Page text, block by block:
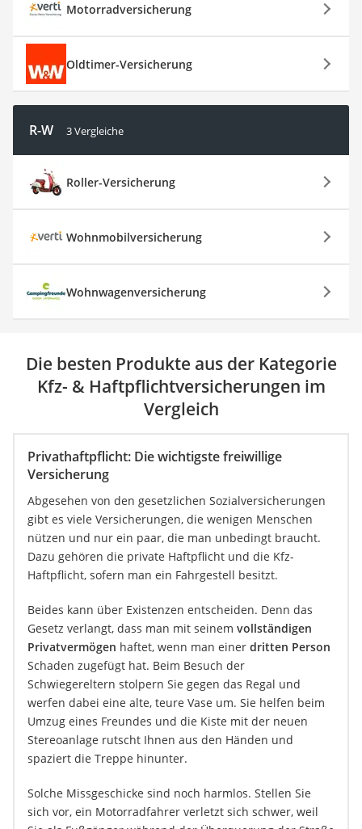
Motorradversicherung
Oldtimer-Versicherung
R-W 3 Vergleiche
Roller-Versicherung
Wohnmobilversicherung
Wohnwagenversicherung
Die besten Produkte aus der Kategorie
Kfz- & Haftpflichtversicherungen im
Vergleich
Privathaftpflicht: Die wichtigste freiwillige
Versicherung
Abgesehen von den gesetzlichen Sozialversicherungen
gibt es viele Versicherungen, die wenigen Menschen
nützen und nur ein paar, die man unbedingt braucht.
Dazu gehören die private Haftpflicht und die Kfz-
Haftpflicht, sofern man ein Fahrgestell besitzt.
Beides kann über Existenzen entscheiden. Denn das
Gesetz verlangt, dass man mit seinem vollständigen
Privatvermögen haftet, wenn man einer dritten Person
Schaden zugefügt hat. Beim Besuch der
Schwiegereltern stolpern Sie gegen das Regal und
werfen dabei eine alte, teure Vase um. Sie helfen beim
Umzug eines Freundes und die Kiste mit der neuen
Stereoanlage rutscht Ihnen aus den Händen und
spaziert die Treppe hinunter.
Solche Missgeschicke sind noch harmlos. Stellen Sie
sich vor, ein Motorradfahrer verletzt sich schwer, weil